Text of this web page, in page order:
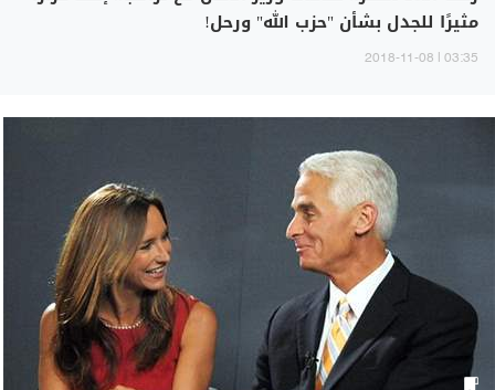
مثيرًا للجدل بشأن "حزب الله" ورحل!
03:35 | 2018-11-08